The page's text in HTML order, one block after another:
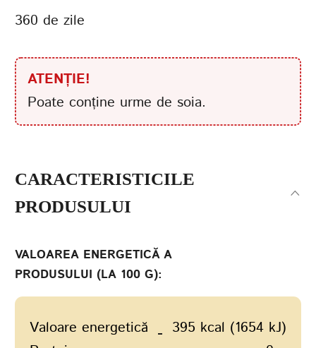
360 de zile
ATENȚIE!
Poate conține urme de soia.
CARACTERISTICILE
PRODUSULUI
VALOAREA ENERGETICĂ A
PRODUSULUI (LA 100 G):
Valoare energetică
395 kcal (1654 kJ)